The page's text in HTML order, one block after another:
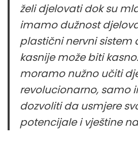
želi djelovati dok su
imamo dužnost
plastični nervni sistem
kasnije može biti
moramo nužno učiti
revolucionarno, samo
dozvoliti da usmjere
potencijale i vještine